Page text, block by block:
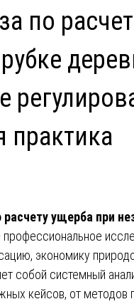
по
практика
расчету ущерба при
экономику
собой системный
кейсов, от методов